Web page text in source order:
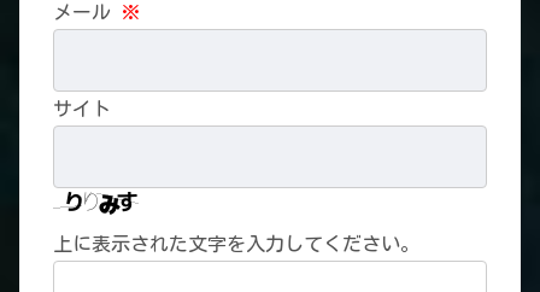
メール ※
サイト
上に表示された文字を入力してください。